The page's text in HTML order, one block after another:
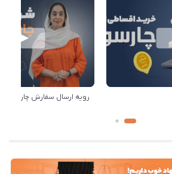
رویه ارسال سفارش چارسو